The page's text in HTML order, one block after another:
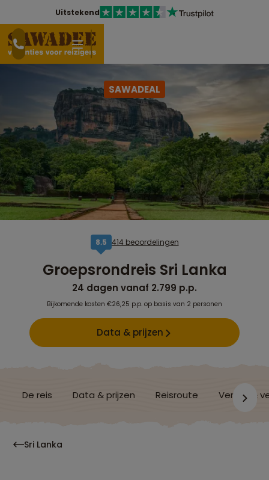
Uitstekend
SAWADEAL
8,5 414 beoordelingen
Groepsrondreis Sri Lanka
24 dagen vanaf 2.799 p.p.
Bijkomende kosten €26,25 p.p. op basis van 2 personen
Data & prijzen
De reis Data & prijzen Reisroute Verblijf &
Sri Lanka